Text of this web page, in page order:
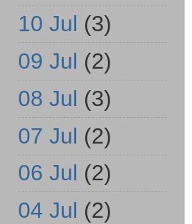
10 Jul (3)
09 Jul (2)
08 Jul (3)
07 Jul (2)
06 Jul (2)
04 Jul (2)